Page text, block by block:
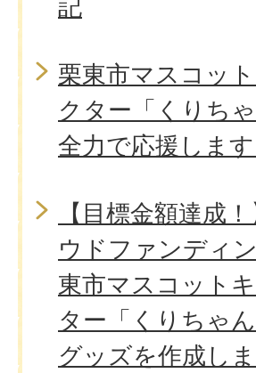
記
栗東市マスコッ
クター「くりち
全力で応援します
【目標金額達成
ウドファンディ
東市マスコット
ター「くりちゃ
グッズを作成し